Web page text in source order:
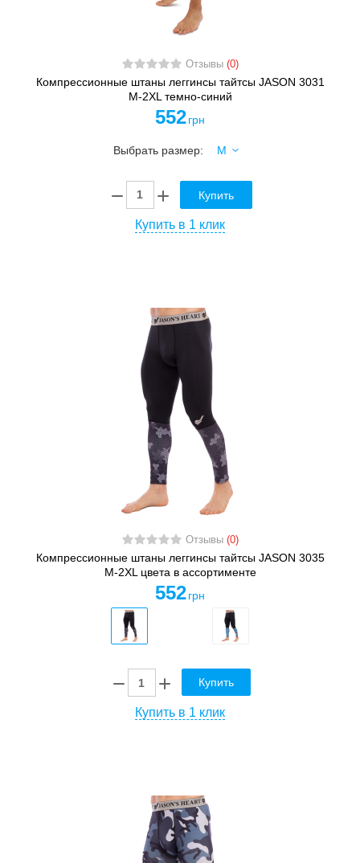
Отзывы (0)
Компрессионные штаны леггинсы тайтсы JASON 3031
M-2XL темно-синий
552 грн
Выбрать размер:
Купить
Купить в 1 клик
Отзывы (0)
Компрессионные штаны леггинсы тайтсы JASON 3035
M-2XL цвета в ассортименте
552 грн
Купить
Купить в 1 клик